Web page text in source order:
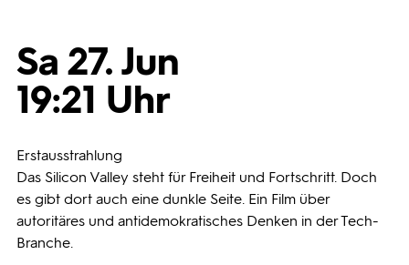
Sa 27. Jun
19:21 Uhr
Erstausstrahlung
Das Silicon Valley steht für Freiheit und Fortschritt. Doch
es gibt dort auch eine dunkle Seite. Ein Film über
autoritäres und antidemokratisches Denken in der Tech-
Branche.